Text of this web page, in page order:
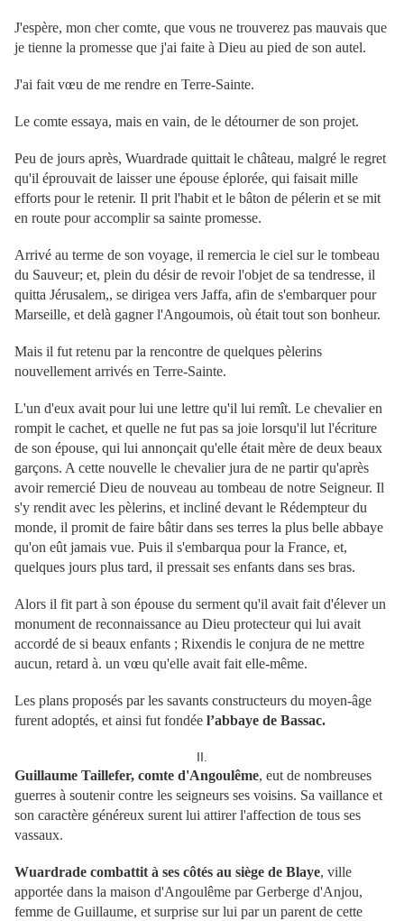
J'espère, mon cher comte, que vous ne trouverez pas mauvais que
je tienne la promesse que j'ai faite à Dieu au pied de son autel.
J'ai fait vœu de me rendre en Terre-Sainte.
Le comte essaya, mais en vain, de le détourner de son projet.
Peu de jours après, Wuardrade quittait le château, malgré le regret
qu'il éprouvait de laisser une épouse éplorée, qui faisait mille
efforts pour le retenir. Il prit l'habit et le bâton de pélerin et se mit
en route pour accomplir sa sainte promesse.
Arrivé au terme de son voyage, il remercia le ciel sur le tombeau
du Sauveur; et, plein du désir de revoir l'objet de sa tendresse, il
quitta Jérusalem,, se dirigea vers Jaffa, afin de s'embarquer pour
Marseille, et delà gagner l'Angoumois, où était tout son bonheur.
Mais il fut retenu par la rencontre de quelques pèlerins
nouvellement arrivés en Terre-Sainte.
L'un d'eux avait pour lui une lettre qu'il lui remît. Le chevalier en
rompit le cachet, et quelle ne fut pas sa joie lorsqu'il lut l'écriture
de son épouse, qui lui annonçait qu'elle était mère de deux beaux
garçons. A cette nouvelle le chevalier jura de ne partir qu'après
avoir remercié Dieu de nouveau au tombeau de notre Seigneur. Il
s'y rendit avec les pèlerins, et incliné devant le Rédempteur du
monde, il promit de faire bâtir dans ses terres la plus belle abbaye
qu'on eût jamais vue. Puis il s'embarqua pour la France, et,
quelques jours plus tard, il pressait ses enfants dans ses bras.
Alors il fit part à son épouse du serment qu'il avait fait d'élever un
monument de reconnaissance au Dieu protecteur qui lui avait
accordé de si beaux enfants ; Rixendis le conjura de ne mettre
aucun, retard à. un vœu qu'elle avait fait elle-même.
Les plans proposés par les savants constructeurs du moyen-âge
furent adoptés, et ainsi fut fondée l’abbaye de Bassac.
II.
Guillaume Taillefer, comte d'Angoulême, eut de nombreuses
guerres à soutenir contre les seigneurs ses voisins. Sa vaillance et
son caractère généreux surent lui attirer l'affection de tous ses
vassaux.
Wuardrade combattit à ses côtés au siège de Blaye, ville
apportée dans la maison d'Angoulême par Gerberge d'Anjou,
femme de Guillaume, et surprise sur lui par un parent de cette